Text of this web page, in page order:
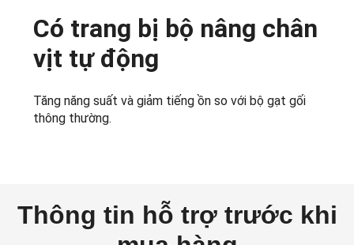
Có trang bị bộ nâng chân
vịt tự động
Tăng năng suất và giảm tiếng ồn so với bộ gạt gối
thông thường.
Thông tin hỗ trợ trước khi